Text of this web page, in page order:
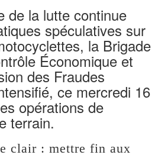
de la lutte continue
spéculatives sur
la Brigade
Économique et
des Fraudes
ce mercredi 16
opérations de
terrain.
clair : mettre fin aux